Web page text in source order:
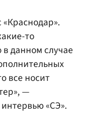
то
данном случае
все носит
—
«СЭ».